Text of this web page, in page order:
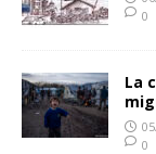
0
La
0